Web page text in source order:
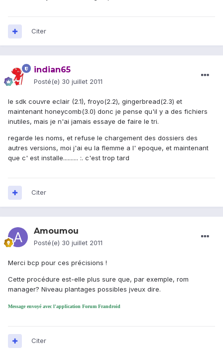
Citer
indian65
Posté(e) 30 juillet 2011
le sdk couvre eclair (2.1), froyo(2.2), gingerbread(2.3) et
maintenant honeycomb(3.0) donc je pense qu'il y a des fichiers
inutiles, mais je n'ai jamais essaye de faire le tri.
regarde les noms, et refuse le chargement des dossiers des
autres versions, moi j'ai eu la flemme a l' epoque, et maintenant
que c' est installe.......... :. c'est trop tard
Citer
Amoumou
Posté(e) 30 juillet 2011
Merci bcp pour ces précisions !
Cette procédure est-elle plus sure que, par exemple, rom
manager? Niveau plantages possibles jveux dire.
Message envoyé avec l'application Forum Frandroid
Citer